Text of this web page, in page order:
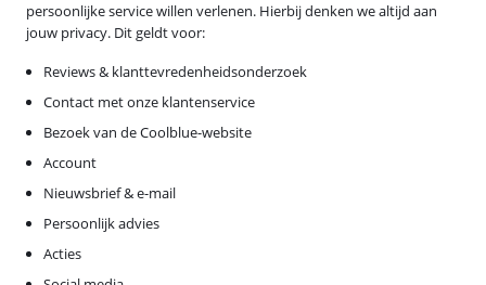
persoonlijke service willen verlenen. Hierbij denken we altijd aan
jouw privacy. Dit geldt voor:
Reviews & klanttevredenheidsonderzoek
Contact met onze klantenservice
Bezoek van de Coolblue-website
Account
Nieuwsbrief & e-mail
Persoonlijk advies
Acties